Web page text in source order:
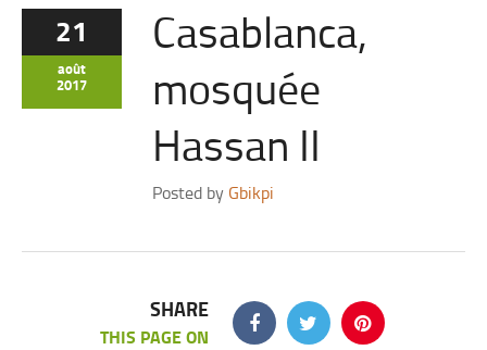
21
août
2017
Casablanca,
mosquée
Hassan II
Posted by Gbikpi
SHARE
THIS PAGE ON